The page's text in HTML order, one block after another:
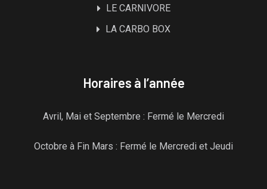
LE CARNIVORE
LA CARBO BOX
Horaires à l’année
Avril, Mai et Septembre : Fermé le Mercredi
Octobre à Fin Mars : Fermé le Mercredi et Jeudi